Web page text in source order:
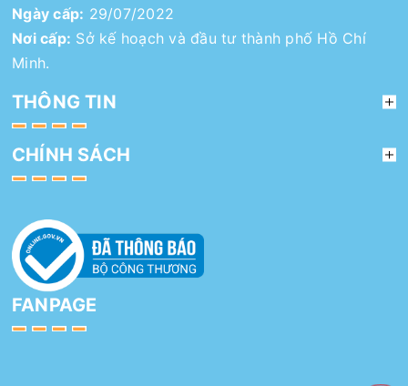
Ngày cấp: 29/07/2022
Nơi cấp: Sở kế hoạch và đầu tư thành phố Hồ Chí
Minh.
THÔNG TIN
CHÍNH SÁCH
FANPAGE